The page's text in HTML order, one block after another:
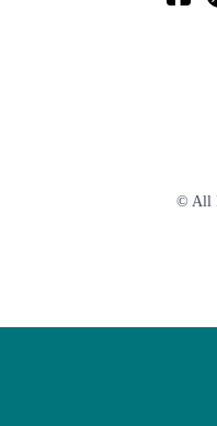
© All